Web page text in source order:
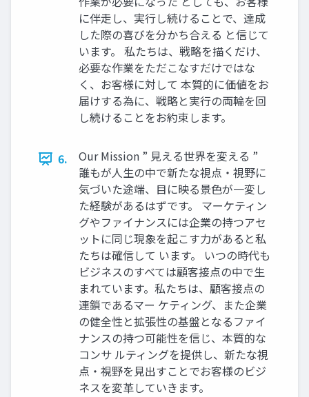
に伴走し、実行し続けることで、達成
した際の喜びを分かち合える と信じて
います。 私たちは、戦略を描くだけ、
必要な作業をただこなすだけではな
く、お客様に対して 本質的に価値をお
届けする為に、戦略と実行の両輪を回
し続けることをお約束します。
6.
Our Mission ” 見える世界を変える ”
誰もが人生の中で新たな視点・視野に
気づいた途端、目に映る景色が一変し
た経験があるはずです。 マーケティン
グやファイナンスには企業の持つアセ
ットに同じ現象を起こす力があると私
たちは確信して います。 いつの時代も
ビジネスのすべては顧客接点の中で生
まれています。私たちは、顧客接点の
連鎖であるマー ケティング、また企業
の健全性と拡張性の基盤となるファイ
ナンスの持つ可能性を信じ、本質的な
コンサ ルティングを提供し、新たな視
点・視野を見出すことでお客様のビジ
ネスを変革していきます。